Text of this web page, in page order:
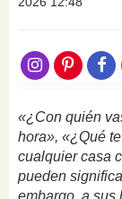
«¿Con quién
hora», «¿Qué
cualquier casa
pueden
embargo, a sus